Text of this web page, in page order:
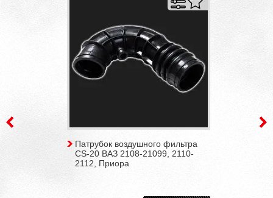
Патрубок воздушного фильтра
CS-20 ВАЗ 2108-21099, 2110-
2112, Приора